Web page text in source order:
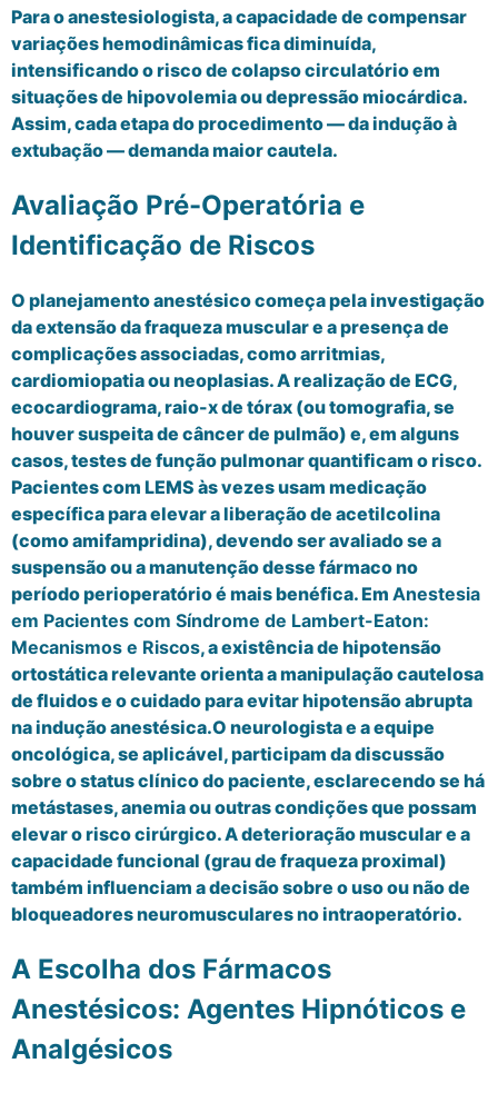
Para o anestesiologista, a capacidade de compensar
variações hemodinâmicas fica diminuída,
intensificando o risco de colapso circulatório em
situações de hipovolemia ou depressão miocárdica.
Assim, cada etapa do procedimento — da indução à
extubação — demanda maior cautela.
Avaliação Pré-Operatória e
Identificação de Riscos
O planejamento anestésico começa pela investigação
da extensão da fraqueza muscular e a presença de
complicações associadas, como arritmias,
cardiomiopatia ou neoplasias. A realização de ECG,
ecocardiograma, raio-x de tórax (ou tomografia, se
houver suspeita de câncer de pulmão) e, em alguns
casos, testes de função pulmonar quantificam o risco.
Pacientes com LEMS às vezes usam medicação
específica para elevar a liberação de acetilcolina
(como amifampridina), devendo ser avaliado se a
suspensão ou a manutenção desse fármaco no
período perioperatório é mais benéfica. Em Anestesia
em Pacientes com Síndrome de Lambert-Eaton:
Mecanismos e Riscos, a existência de hipotensão
ortostática relevante orienta a manipulação cautelosa
de fluidos e o cuidado para evitar hipotensão abrupta
na indução anestésica.O neurologista e a equipe
oncológica, se aplicável, participam da discussão
sobre o status clínico do paciente, esclarecendo se há
metástases, anemia ou outras condições que possam
elevar o risco cirúrgico. A deterioração muscular e a
capacidade funcional (grau de fraqueza proximal)
também influenciam a decisão sobre o uso ou não de
bloqueadores neuromusculares no intraoperatório.
A Escolha dos Fármacos
Anestésicos: Agentes Hipnóticos e
Analgésicos